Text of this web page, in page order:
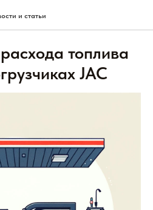
и статьи
топлива
JAC